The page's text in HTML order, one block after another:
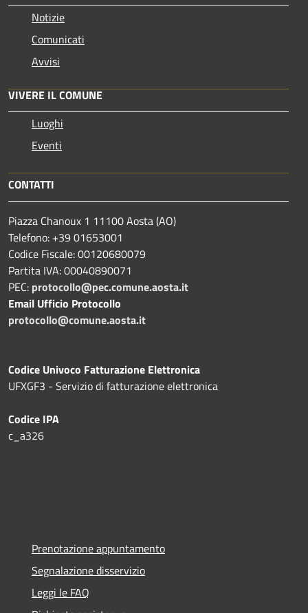
Notizie
Comunicati
Avvisi
VIVERE IL COMUNE
Luoghi
Eventi
CONTATTI
Piazza Chanoux 1 11100 Aosta (AO)
Telefono: +39 01653001
Codice Fiscale: 00120680079
Partita IVA: 00040890071
PEC: protocollo@pec.comune.aosta.it
Email Ufficio Protocollo
protocollo@comune.aosta.it
Codice Univoco Fatturazione Elettronica
UFXGF3 - Servizio di fatturazione elettronica
Codice IPA
c_a326
Prenotazione appuntamento
Segnalazione disservizio
Leggi le FAQ